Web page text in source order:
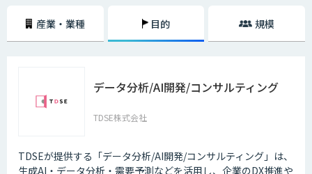
め、その学習を重ねるごとにチャットの回答精度が向上されていくのが大
シナリオ型チャットボットにはAIが搭載されていないため、「Aという単
語が含まれていたらBを返答する」といったルールを人間が事前に設定し
ておかなければなりません。また、AI型のように学習を重ねていくわけで
もないため、不適切な返答が行われてしまう場合には、担当者が自ら修正
企業がチャットボットを導入するメリットは以下3つが挙げられます。
産業・業種 目的 規模
データ分析/AI開発/コンサルティング
TDSE株式会社
TDSEが提供する「データ分析/AI開発/コンサルティング」は、
生成AI・データ分析・需要予測などを活用し、企業のDX推進や